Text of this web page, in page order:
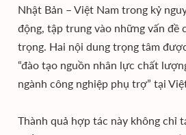
Nhật Bản – Việt Nam trong kỷ
động, tập trung vào những vấn đề
trọng. Hai nội dung trọng tâm
“đào tạo nguồn nhân lực chất
ngành công nghiệp phụ trợ” tại
Thành quả hợp tác này không chỉ